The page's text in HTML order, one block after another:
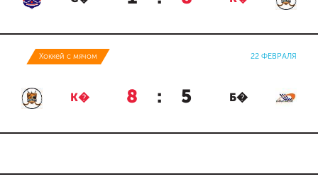
Хоккей с мячом 22 ФЕВРАЛЯ
К� 8 : 5 Б�